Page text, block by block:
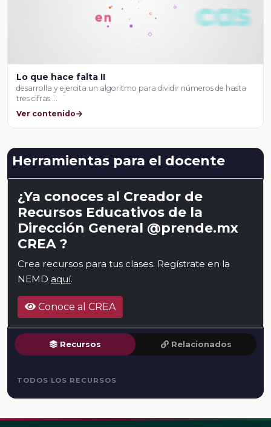
Lo que hace falta II
desarrolla y ejercita un algoritmo para dividir números de hasta
tres cifras …
Ver contenido
Herramientas para el docente
¿Ya conoces al Creador de
Recursos Educativos de la
Dirección General @prende.mx
CREA ?
Crea recursos para tus clases. Regístrate en la
NEMD aquí.
Conoce al CREA
Recursos Relacionados
TODOS LOS RECURSOS